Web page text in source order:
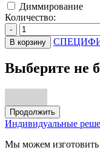
Диммирование
Количество:
-
В корзину
Выберите не
Продолжить
Индивидуальные
Мы можем изготовить